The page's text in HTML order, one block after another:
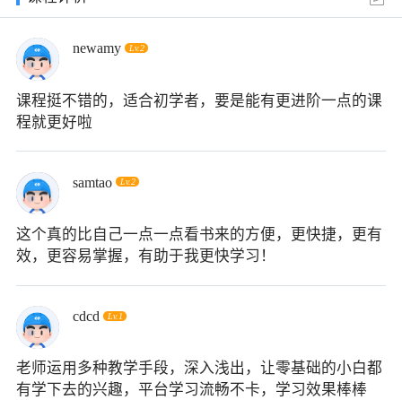
newamy Lv.2
课程挺不错的，适合初学者，要是能有更进阶一点的课
程就更好啦
samtao Lv.2
这个真的比自己一点一点看书来的方便，更快捷，更有
效，更容易掌握，有助于我更快学习！
cdcd Lv.1
老师运用多种教学手段，深入浅出，让零基础的小白都
有学下去的兴趣，平台学习流畅不卡，学习效果棒棒